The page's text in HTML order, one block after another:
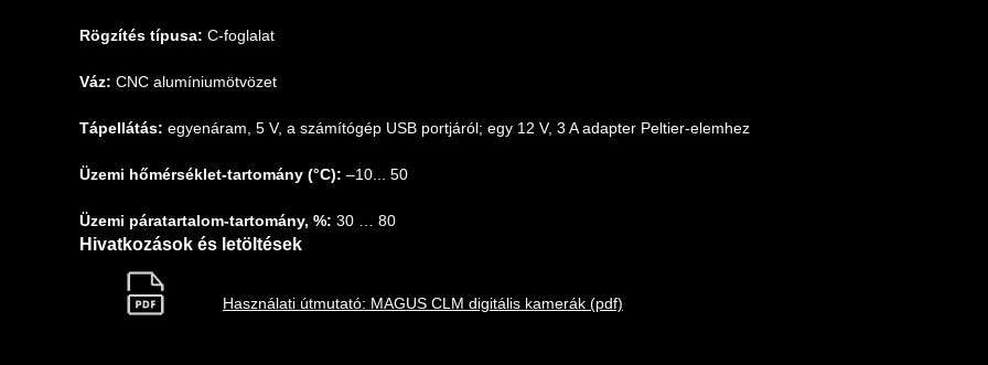
Rögzítés típusa: C-foglalat
Váz: CNC alumíniumötvözet
Tápellátás: egyenáram, 5 V, a számítógép USB portjáról; egy 12 V, 3 A adapter Peltier-elemhez
Üzemi hőmérséklet-tartomány (°C): –10... 50
Üzemi páratartalom-tartomány, %: 30 … 80
Hivatkozások és letöltések
Használati útmutató: MAGUS CLM digitális kamerák (pdf)